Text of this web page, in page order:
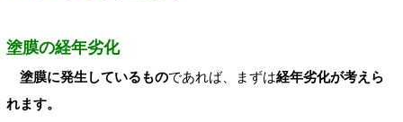
塗膜の経年劣化
塗膜に発生しているものであれば、まずは経年劣化が考えら
れます。